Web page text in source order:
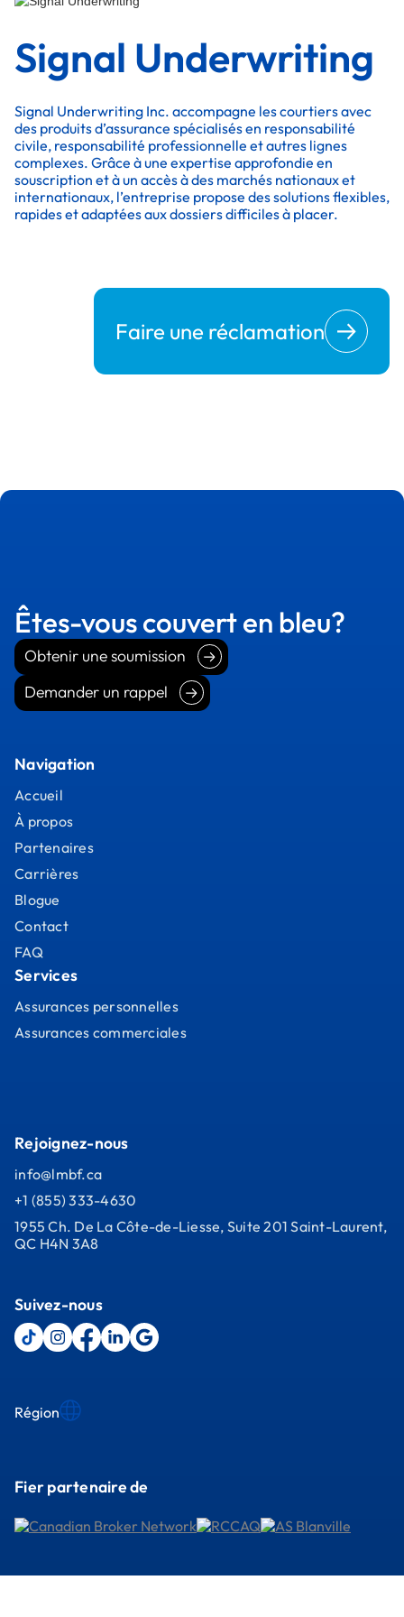
Signal Underwriting
Signal Underwriting Inc. accompagne les courtiers avec
des produits d’assurance spécialisés en responsabilité
civile, responsabilité professionnelle et autres lignes
complexes. Grâce à une expertise approfondie en
souscription et à un accès à des marchés nationaux et
internationaux, l’entreprise propose des solutions flexibles,
rapides et adaptées aux dossiers difficiles à placer.
Faire une réclamation
Êtes-vous couvert en bleu?
Obtenir une soumission
Demander un rappel
Demander un rappel
Navigation
Accueil
À propos
Partenaires
Carrières
Blogue
Contact
FAQ
Services
Assurances personnelles
Assurances commerciales
Fier partenaire de
Rejoignez-nous
info@lmbf.ca
+1 (855) 333-4630
1955 Ch. De La Côte-de-Liesse, Suite 201 Saint-Laurent,
QC H4N 3A8
Suivez-nous
Région